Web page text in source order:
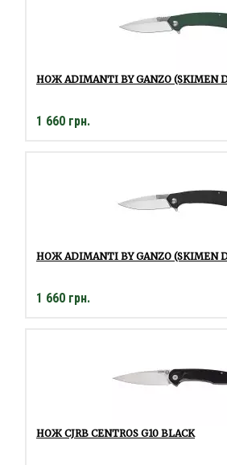
НОЖ ADIMANTI BY GANZO (SKIMEN
1 660 грн.
НОЖ ADIMANTI BY GANZO
1 660 грн.
НОЖ CJRB CENTROS G10 BLACK